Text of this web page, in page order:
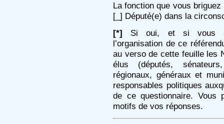
La fonction que vous
[_] Député(e) dans la
[*] Si oui, et si vous
l’organisation de ce
au verso de cette feuille les
élus (députés,
régionaux, généraux et
responsables politiques
de ce questionnaire. Vous
motifs de vos réponses.